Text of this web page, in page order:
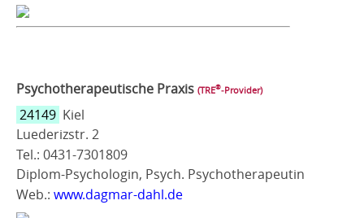
Psychotherapeutische Praxis (TRE®‑Provider)
24149 Kiel
Luederizstr. 2
Tel.: 0431-7301809
Diplom-Psychologin, Psych. Psychotherapeutin
Web.: www.dagmar-dahl.de